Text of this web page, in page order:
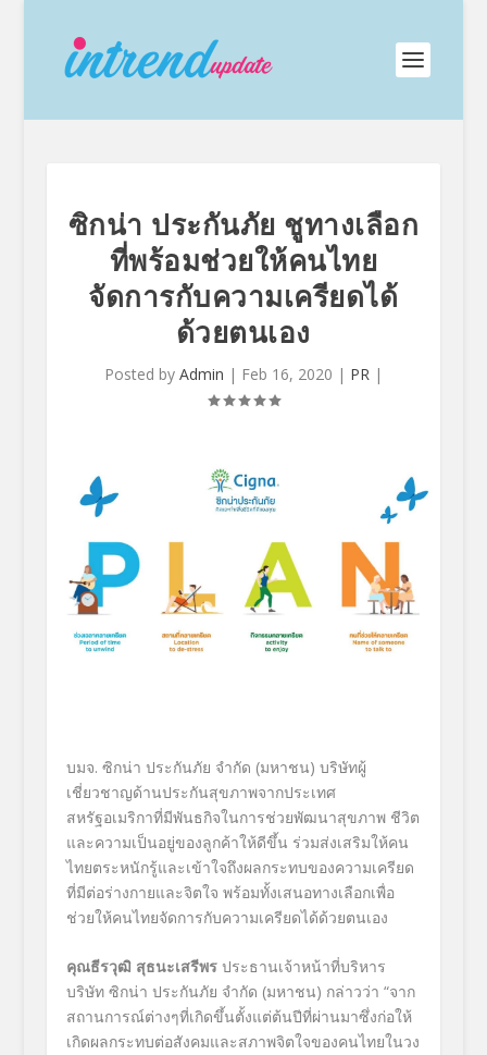
ซิกน่า ประกันภัย ชูทางเลือก
ที่พร้อมช่วยให้คนไทย
จัดการกับความเครียดได้
ด้วยตนเอง
Posted by Admin | Feb 16, 2020 | PR|
บมจ. ซิกน่า ประกันภัย จำกัด (มหาชน) บริษัทผู้
เชี่ยวชาญด้านประกันสุขภาพจากประเทศ
สหรัฐอเมริกาที่มีพันธกิจในการช่วยพัฒนาสุขภาพ ชีวิต
และความเป็นอยู่ของลูกค้าให้ดีขึ้น ร่วมส่งเสริมให้คน
ไทยตระหนักรู้และเข้าใจถึงผลกระทบของความเครียด
ที่มีต่อร่างกายและจิตใจ พร้อมทั้งเสนอทางเลือกเพื่อ
ช่วยให้คนไทยจัดการกับความเครียดได้ด้วยตนเอง
คุณธีรวุฒิ สุธนะเสรีพร ประธานเจ้าหน้าที่บริหาร
บริษัท ซิกน่า ประกันภัย จำกัด (มหาชน) กล่าวว่า “จาก
สถานการณ์ต่างๆที่เกิดขึ้นตั้งแต่ต้นปีที่ผ่านมาซึ่งก่อให้
เกิดผลกระทบต่อสังคมและสภาพจิตใจของคนไทยในวง